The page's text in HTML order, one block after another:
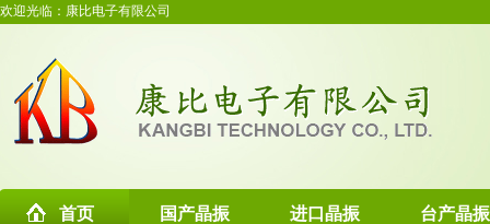
欢迎光临：康比电子有限公司
首页 国产晶振 进口晶振 台产晶振